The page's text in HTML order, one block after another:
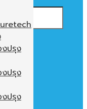
งปรุง
งปรุง
งปรุง